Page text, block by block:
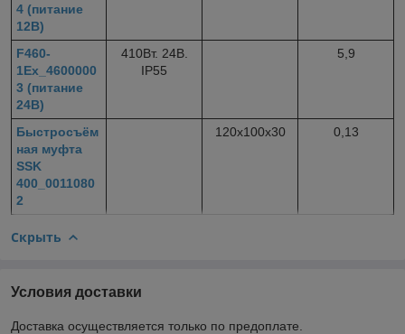
4 (питание
12В)
F460-
1Ex_4600000
3 (питание
24В)
410Вт. 24В.
IP55
5,9
Быстросъём
ная муфта
SSK
400_0011080
2
120х100х30 0,13
Скрыть
Условия доставки
Доставка осуществляется только по предоплате.